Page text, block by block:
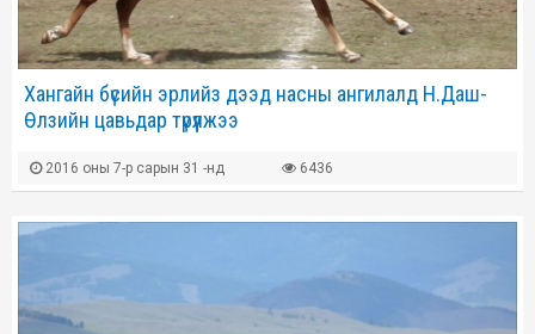
Хангайн бүсийн эрлийз дээд насны ангилалд Н.Даш-
Өлзийн цавьдар түрүүлжээ
2016 оны 7-р сарын 31 -нд 6436